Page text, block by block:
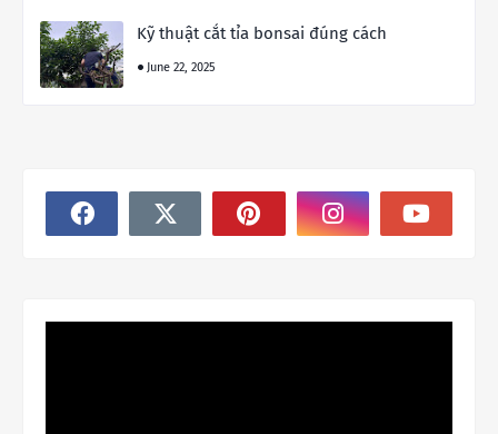
Kỹ thuật cắt tỉa bonsai đúng cách
June 22, 2025